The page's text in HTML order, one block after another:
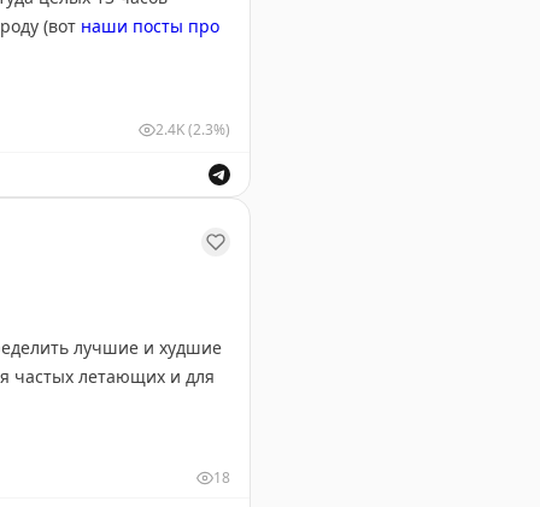
(вот наши посты про
2.4K(2.3%)
лучшие и худшие
частых летающих и для
18